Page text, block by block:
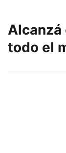
todo el
Llegá a